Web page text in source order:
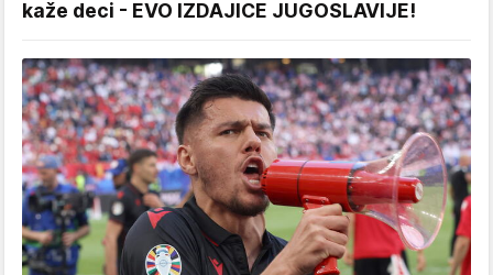
kaže deci - EVO IZDAJICE JUGOSLAVIJE!